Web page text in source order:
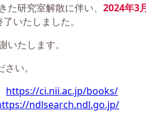
研究室解散に伴い、 2024年3
いたしました。
たします。
い。
https://ci.nii.ac.jp/books/
ndlsearch.ndl.go.jp/